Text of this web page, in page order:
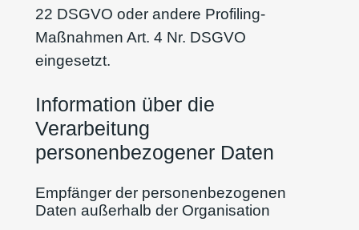
22 DSGVO oder andere Profiling-
Maßnahmen Art. 4 Nr. DSGVO
eingesetzt.
Information über die
Verarbeitung
personenbezogener Daten
Empfänger der personenbezogenen
Daten außerhalb der Organisation